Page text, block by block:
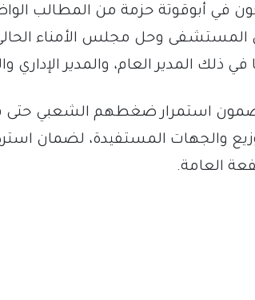
في أبوقوتة حزمة من المطالب
المستشفى وحل مجلس الأمناء الحالي.
في ذلك المدير العام، والمدير
استمرار ضغطهم الشعبي
والجهات المستفيدة، لضمان
العامة.